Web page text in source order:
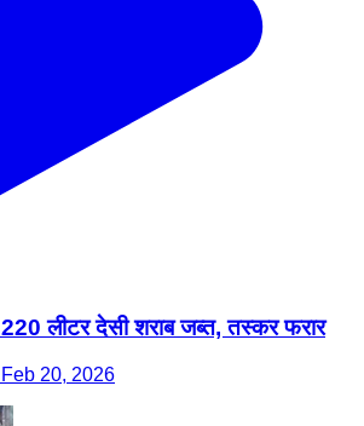
लीटर देसी शराब जब्त, तस्कर फरार
20, 2026